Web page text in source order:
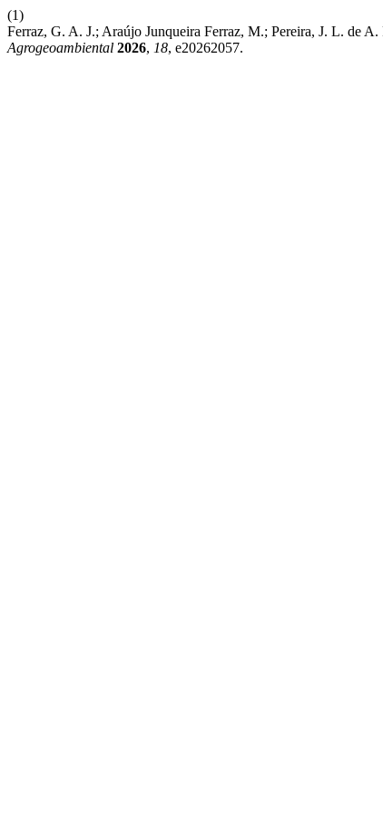
(1)
Ferraz, G. A. J.; Araújo Junqueira Ferraz, M.; Pereira, J. L. de
Agrogeoambiental 2026, 18, e20262057.